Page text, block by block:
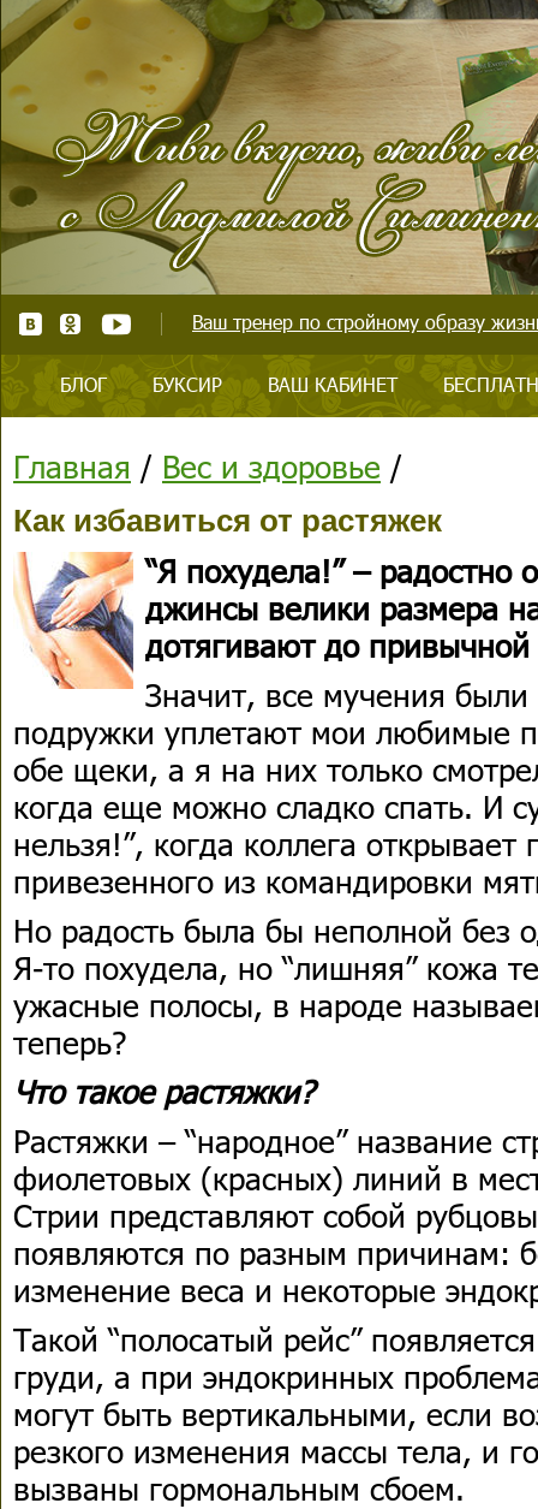
Ваш тренер по стройному образу
БЛОГ БУКСИР ВАШ КАБИНЕТ
Главная / Вес и здоровье /
Как избавиться от растяжек
“Я похудела!” – радостно
джинсы велики размера
дотягивают до привычной
Значит, все мучения
подружки уплетают мои любимые
обе щеки, а я на них только
когда еще можно сладко спать. И
нельзя!”, когда коллега открывает
привезенного из командировки
Но радость была бы неполной без
Я-то похудела, но “лишняя” кожа
ужасные полосы, в народе
теперь?
Что такое растяжки?
Растяжки – “народное” название
фиолетовых (красных) линий в
Стрии представляют собой
появляются по разным причинам:
изменение веса и некоторые
Такой “полосатый рейс”
груди, а при эндокринных
могут быть вертикальными, если
резкого изменения массы тела, и
вызваны гормональным сбоем.